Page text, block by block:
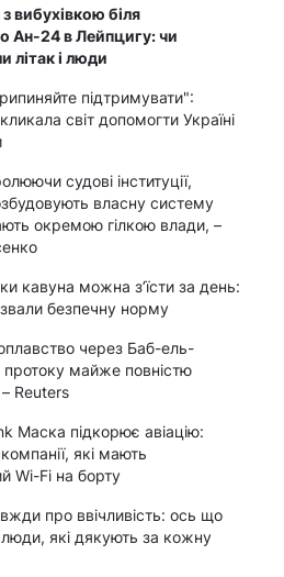
вибухівкою біля
Ан-24 в Лейпцигу: чи
літак і люди
підтримувати":
світ допомогти Україні
судові інституції,
власну систему
окремою гілкою влади, –
кавуна можна з’їсти за день:
безпечну норму
через Баб-ель-
майже повністю
Reuters
Маска підкорює авіацію:
які мають
Wi-Fi на борту
про ввічливість: ось що
які дякують за кожну